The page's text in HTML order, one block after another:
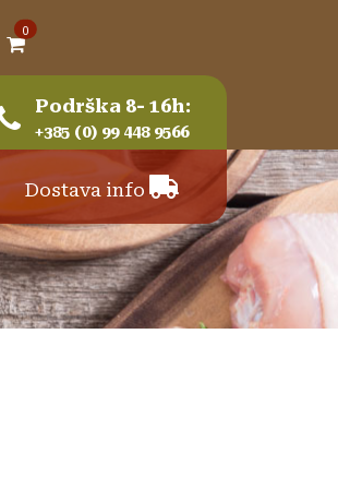
0
Podrška 8- 16h:
+385 (0) 99 448 9566
Dostava info